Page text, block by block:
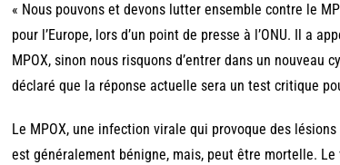
« Nous pouvons et devons lutter ensemble contre le
pour l’Europe, lors d’un point de presse à l’ONU. Il a
MPOX, sinon nous risquons d’entrer dans un nouveau
déclaré que la réponse actuelle sera un test critique
Le MPOX, une infection virale qui provoque des
est généralement bénigne, mais, peut être mortelle.